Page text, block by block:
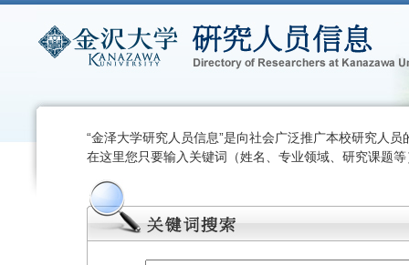
“金泽大学研究人员信息”是向社会广泛推广本校研究人员
在这里您只要输入关键词（姓名、专业领域、研究课题